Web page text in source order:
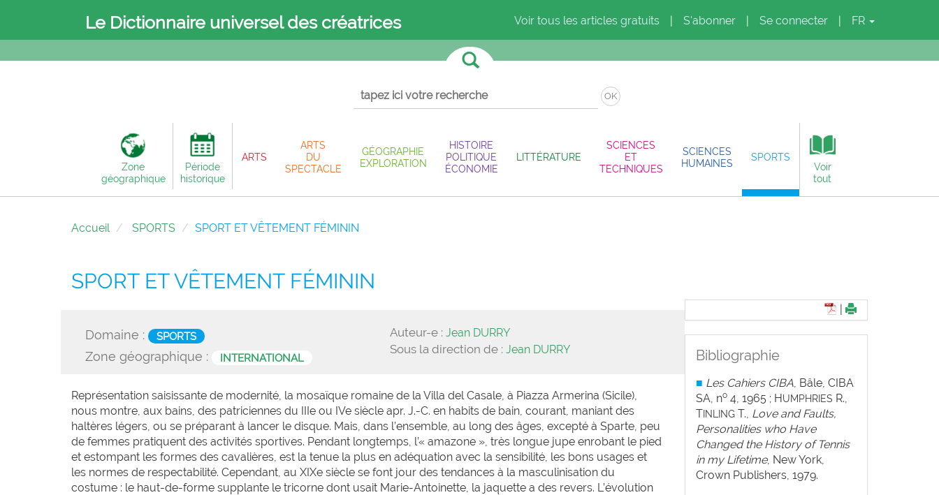
Le Dictionnaire universel des créatrices Voir tous les articles gratuits S'abonner Se connecter FR
OK
Zone
géographique
Période
historique
ARTS
ARTS
DU
SPECTACLE
GÉOGRAPHIE
EXPLORATION
HISTOIRE
POLITIQUE
ÉCONOMIE
LITTÉRATURE
SCIENCES
ET
TECHNIQUES
SCIENCES
HUMAINES
SPORTS
Voir
tout
Accueil SPORTS SPORT ET VÊTEMENT FÉMININ
SPORT ET VÊTEMENT FÉMININ
Domaine : SPORTS
Zone géographique : INTERNATIONAL
Auteur-e :Jean DURRY
Sous la direction de :Jean DURRY
Représentation saisissante de modernité, la mosaïque romaine de la Villa del Casale, à Piazza Armerina (Sicile),
nous montre, aux bains, des patriciennes du IIIe ou IVe siècle apr. J.-C. en habits de bain, courant, maniant des
haltères légers, ou se préparant à lancer le disque. Mais, dans l’ensemble, au long des âges, excepté à Sparte, peu
de femmes pratiquent des activités sportives. Pendant longtemps, l’« amazone », très longue jupe enrobant le pied
et estompant les formes des cavalières, est la tenue la plus en adéquation avec la sensibilité, les bons usages et
les normes de respectabilité. Cependant, au XIXe siècle se font jour des tendances à la masculinisation du
costume : le haut-de-forme supplante le tricorne dont usait Marie-Antoinette, la jaquette a des revers. L’évolution
Bibliographie
■ Les Cahiers CIBA, Bâle, CIBA
SA, no4, 1965 ; HUMPHRIES R.,
T INLINGT., Love and Faults,
Personalities who Have
Changed the History of Tennis
in my Lifetime, New York,
Crown Publishers, 1979.